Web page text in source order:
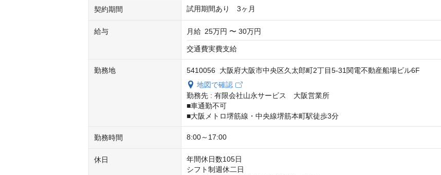
契約期間 試用期間あり　3ヶ月
給与 月給 25万円 〜 30万円
交通費実費支給
勤務地
5410056 大阪府大阪市中央区久太郎町2丁目5-31関電不動産船場ビル6F
地図で確認
勤務先 : 有限会社山永サービス　大阪営業所
■車通勤不可
■大阪メトロ堺筋線・中央線堺筋本町駅徒歩3分
勤務時間 8:00～17:00
休日
年間休日数105日
シフト制週休二日